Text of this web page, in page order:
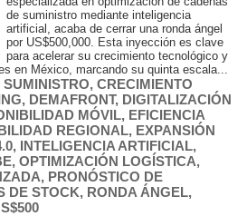
de suministro mediante inteligencia
artificial, acaba de cerrar una ronda ángel
por US$500,000. Esta inyección es clave
para acelerar su crecimiento tecnológico y
en México, marcando su quinta escala...
, CRECIMIENTO
, DEMAFRONT, DIGITALIZACIÓN
MÓVIL, EFICIENCIA
REGIONAL, EXPANSIÓN
, INTELIGENCIA ARTIFICIAL,
, OPTIMIZACIÓN LOGÍSTICA,
, PRONÓSTICO DE
DE STOCK, RONDA ÁNGEL,